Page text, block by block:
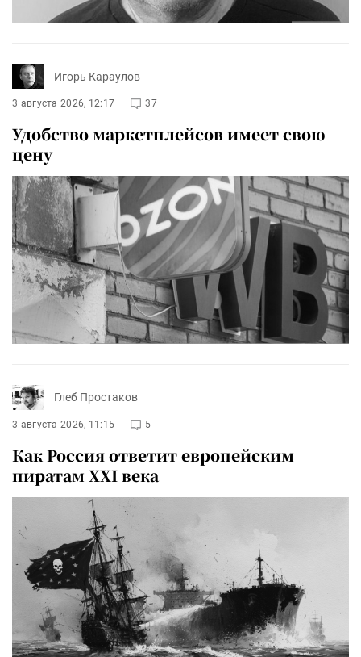
Игорь Караулов
3 августа 2026, 12:17 37
Удобство маркетплейсов имеет свою
цену
Глеб Простаков
3 августа 2026, 11:15 5
Как Россия ответит европейским
пиратам XXI века